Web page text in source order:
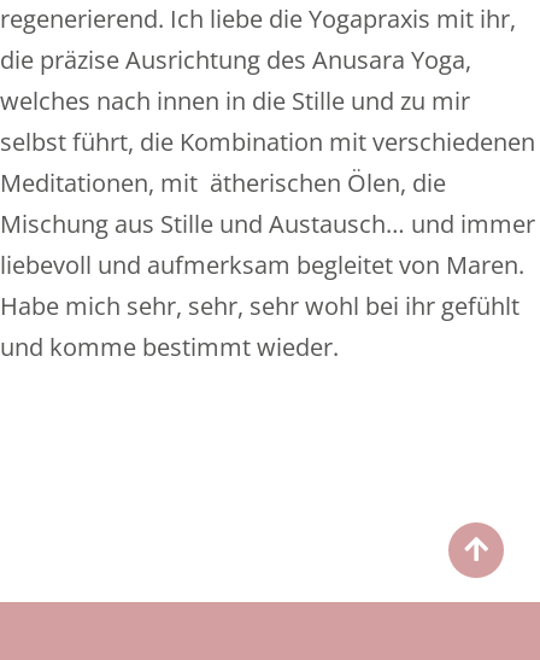
regenerierend. Ich liebe die Yogapraxis mit ihr,
die präzise Ausrichtung des Anusara Yoga,
welches nach innen in die Stille und zu mir
selbst führt, die Kombination mit verschiedenen
Meditationen, mit ätherischen Ölen, die
Mischung aus Stille und Austausch… und immer
liebevoll und aufmerksam begleitet von Maren.
Habe mich sehr, sehr, sehr wohl bei ihr gefühlt
und komme bestimmt wieder.